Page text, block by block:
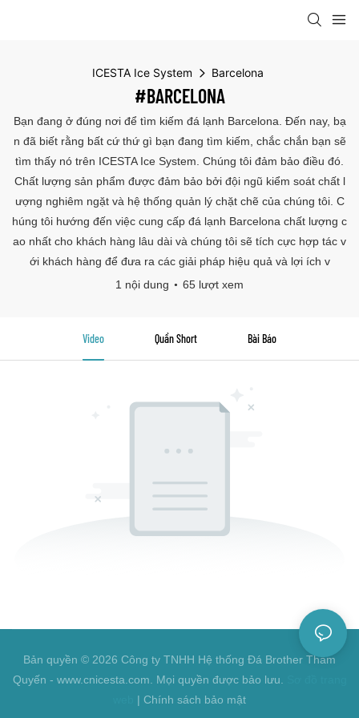
ICESTA Ice System Barcelona
#BARCELONA
Bạn đang ở đúng nơi để tìm kiếm đá lạnh Barcelona. Đến nay, bạ
n đã biết rằng bất cứ thứ gì bạn đang tìm kiếm, chắc chắn bạn sẽ
tìm thấy nó trên ICESTA Ice System. Chúng tôi đảm bảo điều đó.
Chất lượng sản phẩm được đảm bảo bởi đội ngũ kiểm soát chất l
ượng nghiêm ngặt và hệ thống quản lý chặt chẽ của chúng tôi. C
húng tôi hướng đến việc cung cấp đá lạnh Barcelona chất lượng c
ao nhất cho khách hàng lâu dài và chúng tôi sẽ tích cực hợp tác v
ới khách hàng để đưa ra các giải pháp hiệu quả và lợi ích v
1 nội dung
65 lượt xem
Video Quần Short Bài Báo
Bản quyền © 2026 Công ty TNHH Hệ thống Đá Brother Thâm
Quyến - www.cnicesta.com. Mọi quyền được bảo lưu.
| Chính sách bảo mật